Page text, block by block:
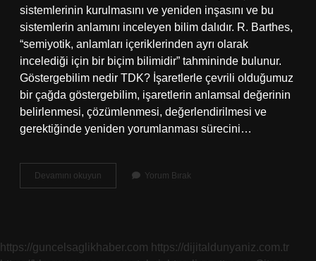
sistemlerinin kurulmasını ve yeniden inşasını ve bu
sistemlerin anlamını inceleyen bilim dalıdır. R. Barthes,
“semiyotik, anlamları içeriklerinden ayrı olarak
incelediği için bir biçim bilimidir” tahmininde bulunur.
Göstergebilim nedir TDK? İşaretlerle çevrili olduğumuz
bir çağda göstergebilim, işaretlerin anlamsal değerinin
belirlenmesi, çözümlenmesi, değerlendirilmesi ve
gerektiğinde yeniden yorumlanması sürecini…
Devamını okuyun Göstergebilim
Nedir
Yorum Bırak
https://guncelsaglikhaber.com https://dijitaldunyaniz.com.tr